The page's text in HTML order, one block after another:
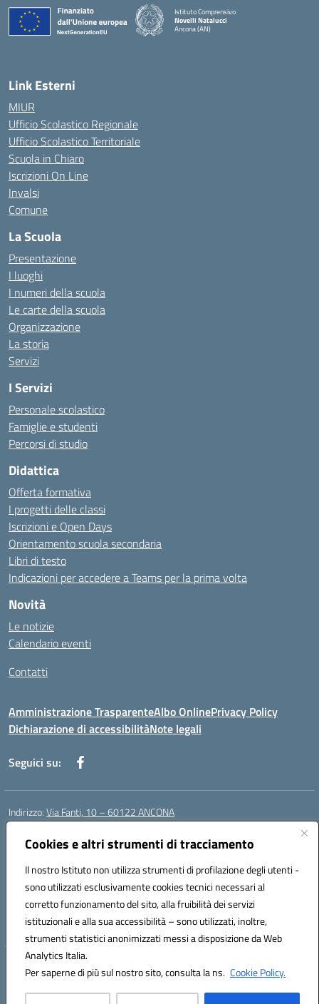
Cookies e altri strumenti di tracciamento
Il nostro Istituto non utilizza strumenti di profilazione degli utenti -
sono utilizzati esclusivamente cookies tecnici necessari al
corretto funzionamento del sito, alla fruibilità dei servizi
istituzionali e alla sua accessibilità – sono utilizzati, inoltre,
strumenti statistici anonimizzati messi a disposizione da Web
Analytics Italia.
Per saperne di più sul nostro sito, consulta la ns. Cookie Policy.
Istituto Comprensivo
Novelli Natalucci
Ancona (AN)
Link Esterni
MIUR
Ufficio Scolastico Regionale
Ufficio Scolastico Territoriale
Scuola in Chiaro
Iscrizioni On Line
Invalsi
Comune
La Scuola
Presentazione
I luoghi
I numeri della scuola
Le carte della scuola
Organizzazione
La storia
Servizi
I Servizi
Personale scolastico
Famiglie e studenti
Percorsi di studio
Didattica
Offerta formativa
I progetti delle classi
Iscrizioni e Open Days
Orientamento scuola secondaria
Libri di testo
Indicazioni per accedere a Teams per la prima volta
Novità
Le notizie
Calendario eventi
Contatti
Amministrazione TrasparenteAlbo OnlinePrivacy Policy
Dichiarazione di accessibilitàNote legali
Seguici su:
Indirizzo:Via Fanti, 10 – 60122 ANCONA
Centralino:
Posta elettronica certificata (PEC):anic813007@pec.istruzione.it
Codice fiscale: 80014930426
Codice meccanografico:anic813007
Codice Indice delle Pubbliche Amministrazioni (IPA): istsc_anic813007
Codice unico di fatturazione (CUF): UFWP60
Hosting & Powered by 3D Solution S.r.l.
Concept & Design by Designers Italia